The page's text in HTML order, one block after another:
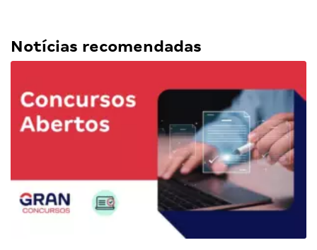
Notícias recomendadas